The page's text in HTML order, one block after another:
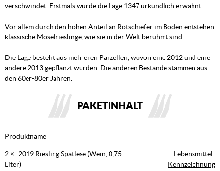
verschwindet. Erstmals wurde die Lage 1347 urkundlich erwähnt.
Vor allem durch den hohen Anteil an Rotschiefer im Boden entstehen
klassische Moselrieslinge, wie sie in der Welt berühmt sind.
Die Lage besteht aus mehreren Parzellen, wovon eine 2012 und eine
andere 2013 gepflanzt wurden. Die anderen Bestände stammen aus
den 60er-80er Jahren.
PAKETINHALT
Produktname
2 × 2019 Riesling Spätlese (Wein, 0,75
Liter)
Lebensmittel-
Kennzeichnung